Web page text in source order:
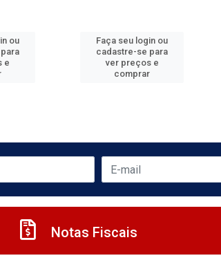
ou
e
Faça seu login ou
cadastre-se para
ver preços e
comprar
Notas Fiscais